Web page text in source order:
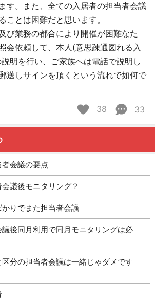
す。また、全ての入居者の担当者会議
ことは困難だと思います。
び業務の都合により開催が困難なた
会依頼して、本人(意思疎通図れる入
明を行い、ご家族へは電話で説明し
送しサインを頂くという流れで如何で
38
33
会議の要点
議後モニタリング？
りでまた担当者会議
後同月利用で同月モニタリングは必
分の担当者会議は一緒じゃダメです